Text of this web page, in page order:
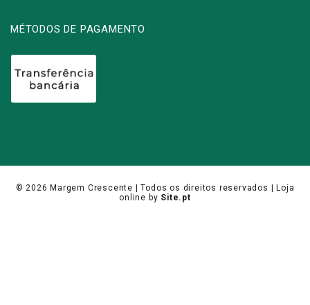
MÉTODOS DE PAGAMENTO
© 2026 Margem Crescente | Todos os direitos reservados |
Loja
online by Site.pt